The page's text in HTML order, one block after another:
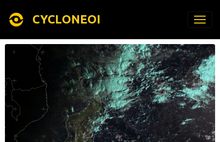
CYCLONEOI